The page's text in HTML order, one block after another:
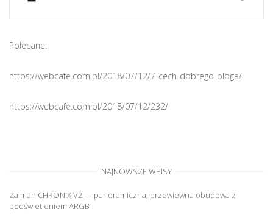
Polecane:
https://webcafe.com.pl/2018/07/12/7-cech-dobrego-bloga/
https://webcafe.com.pl/2018/07/12/232/
NAJNOWSZE WPISY
Zalman CHRONIX V2 — panoramiczna, przewiewna obudowa z
podświetleniem ARGB